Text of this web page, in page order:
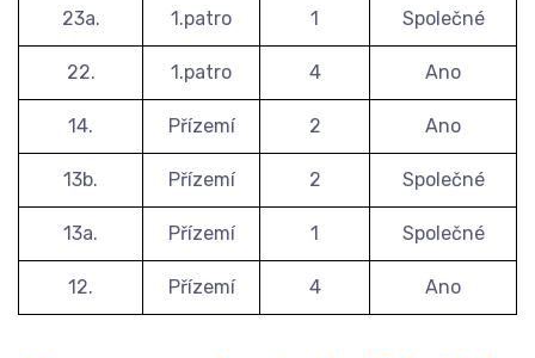
23a. 1.patro 1 Společné
22. 1.patro 4 Ano
14. Přízemí 2 Ano
13b. Přízemí 2 Společné
13a. Přízemí 1 Společné
12. Přízemí 4 Ano